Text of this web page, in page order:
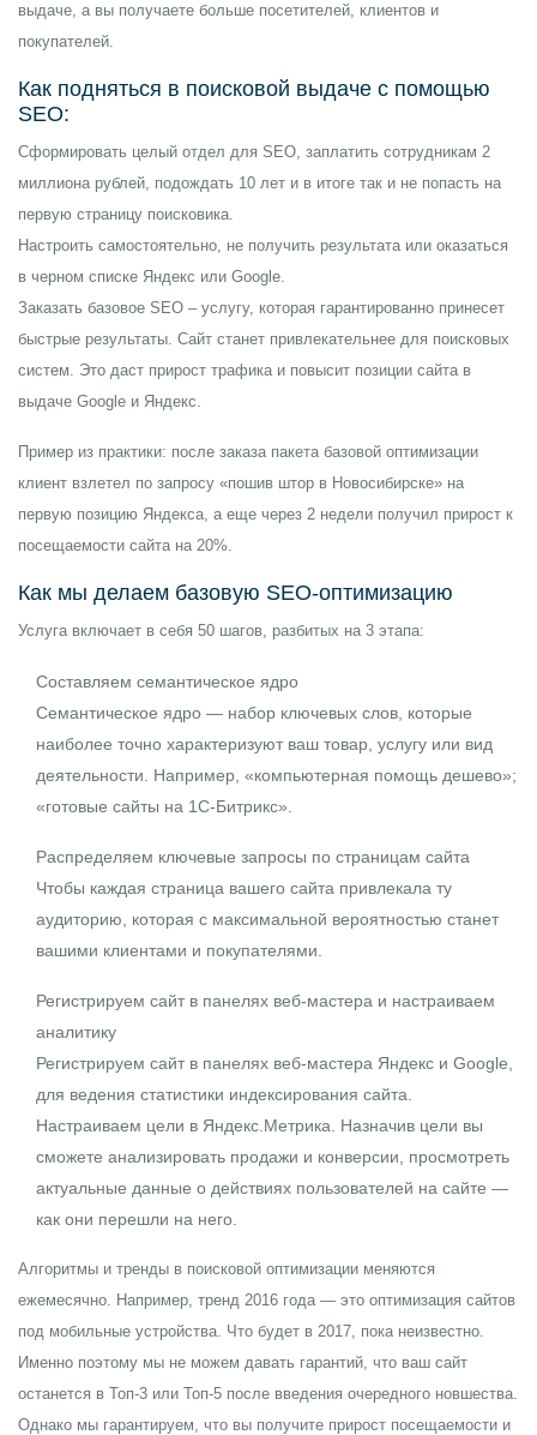
выдаче, а вы получаете больше посетителей, клиентов и
покупателей.
Как подняться в поисковой выдаче с помощью
SEO:
Сформировать целый отдел для SEO, заплатить сотрудникам 2
миллиона рублей, подождать 10 лет и в итоге так и не попасть на
первую страницу поисковика.
Настроить самостоятельно, не получить результата или оказаться
в черном списке Яндекс или Google.
Заказать базовое SEO – услугу, которая гарантированно принесет
быстрые результаты. Сайт станет привлекательнее для поисковых
систем. Это даст прирост трафика и повысит позиции сайта в
выдаче Google и Яндекс.
Пример из практики: после заказа пакета базовой оптимизации
клиент взлетел по запросу «пошив штор в Новосибирске» на
первую позицию Яндекса, а еще через 2 недели получил прирост к
посещаемости сайта на 20%.
Как мы делаем базовую SEO-оптимизацию
Услуга включает в себя 50 шагов, разбитых на 3 этапа:
Составляем семантическое ядро
Семантическое ядро — набор ключевых слов, которые
наиболее точно характеризуют ваш товар, услугу или вид
деятельности. Например, «компьютерная помощь дешево»;
«готовые сайты на 1С-Битрикс».
Распределяем ключевые запросы по страницам сайта
Чтобы каждая страница вашего сайта привлекала ту
аудиторию, которая с максимальной вероятностью станет
вашими клиентами и покупателями.
Регистрируем сайт в панелях веб-мастера и настраиваем
аналитику
Регистрируем сайт в панелях веб-мастера Яндекс и Google,
для ведения статистики индексирования сайта.
Настраиваем цели в Яндекс.Метрика. Назначив цели вы
сможете анализировать продажи и конверсии, просмотреть
актуальные данные о действиях пользователей на сайте —
как они перешли на него.
Алгоритмы и тренды в поисковой оптимизации меняются
ежемесячно. Например, тренд 2016 года — это оптимизация сайтов
под мобильные устройства. Что будет в 2017, пока неизвестно.
Именно поэтому мы не можем давать гарантий, что ваш сайт
останется в Топ-3 или Топ-5 после введения очередного новшества.
Однако мы гарантируем, что вы получите прирост посещаемости и